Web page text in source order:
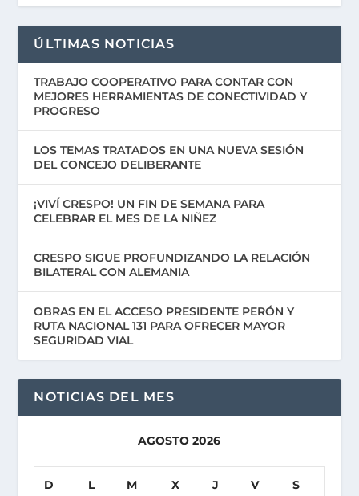
ÚLTIMAS NOTICIAS
TRABAJO COOPERATIVO PARA CONTAR CON
MEJORES HERRAMIENTAS DE CONECTIVIDAD Y
PROGRESO
LOS TEMAS TRATADOS EN UNA NUEVA SESIÓN
DEL CONCEJO DELIBERANTE
¡VIVÍ CRESPO! UN FIN DE SEMANA PARA
CELEBRAR EL MES DE LA NIÑEZ
CRESPO SIGUE PROFUNDIZANDO LA RELACIÓN
BILATERAL CON ALEMANIA
OBRAS EN EL ACCESO PRESIDENTE PERÓN Y
RUTA NACIONAL 131 PARA OFRECER MAYOR
SEGURIDAD VIAL
NOTICIAS DEL MES
AGOSTO 2026
D L M X J V S